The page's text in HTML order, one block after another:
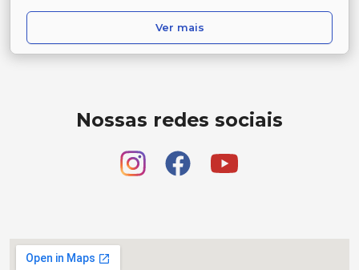
Ver mais
Nossas redes sociais